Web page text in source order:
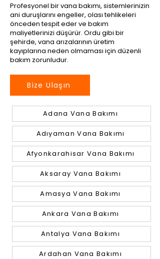
Profesyonel bir vana bakımı, sistemlerinizin
ani duruşlarını engeller, olası tehlikeleri
önceden tespit eder ve bakım
maliyetlerinizi düşürür. Ordu gibi bir
şehirde, vana arızalarının üretim
kayıplarına neden olmaması için düzenli
bakım zorunludur.
Bize Ulaşın
Adana Vana Bakımı
Adıyaman Vana Bakımı
Afyonkarahisar Vana Bakımı
Aksaray Vana Bakımı
Amasya Vana Bakımı
Ankara Vana Bakımı
Antalya Vana Bakımı
Ardahan Vana Bakımı